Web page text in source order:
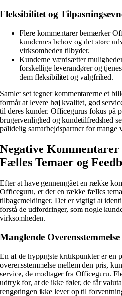
Fleksibilitet og
Flere kommentarer bemærker
kundernes behov og det store
virksomheden tilbyder.
Kunderne værdsætter
forskellige leverandører og
dem fleksibilitet og valgfrihed.
Samlet set tegner kommentarerne et
formår at levere høj kvalitet, god
til deres kunder. Officegurus fokus på
brugervenlighed og kundetilfredshed
pålidelig samarbejdspartner for mange
Negative
Fælles Temaer og
Efter at have gennemgået en række
Officeguru, er der en række fælles
tilbagemeldinger. Det er vigtigt at
forstå de udfordringer, som nogle
virksomheden.
Manglende
En af de hyppigste kritikpunkter er en
overensstemmelse mellem den pris,
service, de modtager fra Officeguru.
udtryk for, at de ikke føler, de får
rengøringen ikke lever op til